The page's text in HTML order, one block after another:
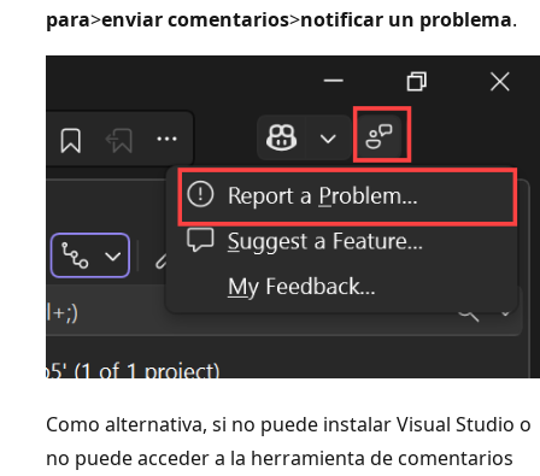
para>enviar comentarios>notificar un problema.
Como alternativa, si no puede instalar Visual Studio o
no puede acceder a la herramienta de comentarios